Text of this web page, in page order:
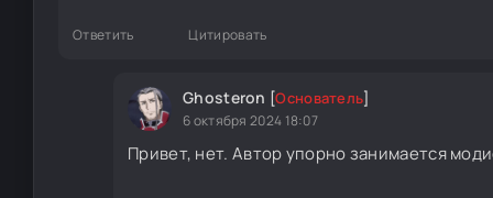
Ответить Цитировать
Ghosteron [Основатель]
6 октября 2024 18:07
Привет, нет. Автор упорно занимается